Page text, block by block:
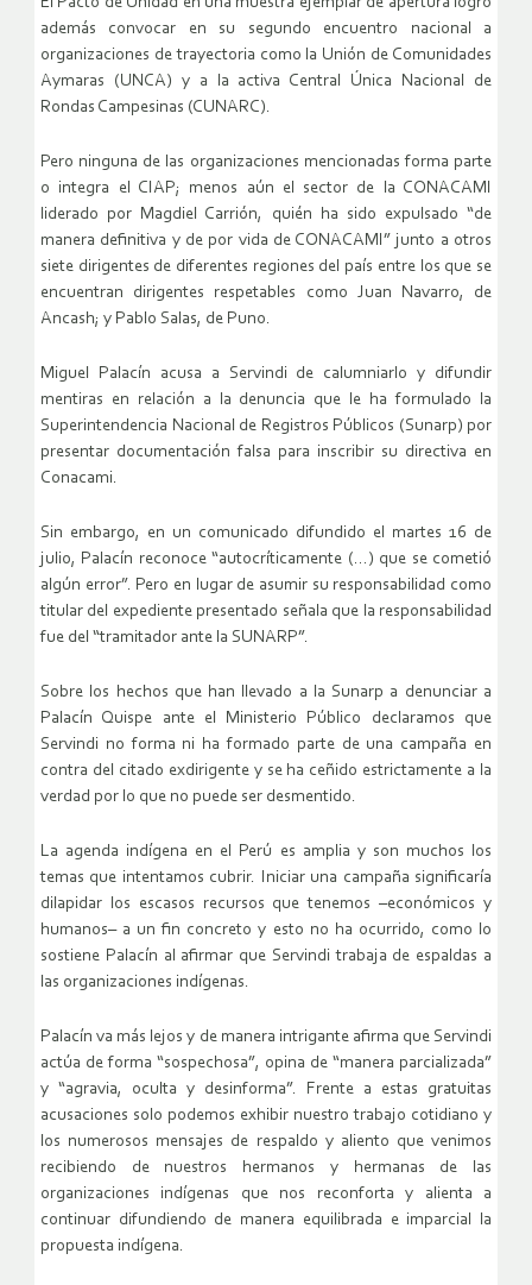
además convocar en su segundo encuentro nacional a
organizaciones de trayectoria como la Unión de Comunidades
Aymaras (UNCA) y a la activa Central Única Nacional de
Rondas Campesinas (CUNARC).
Pero ninguna de las organizaciones mencionadas forma parte
o integra el CIAP; menos aún el sector de la CONACAMI
liderado por Magdiel Carrión, quién ha sido expulsado “de
manera definitiva y de por vida de CONACAMI” junto a otros
siete dirigentes de diferentes regiones del país entre los que se
encuentran dirigentes respetables como Juan Navarro, de
Ancash; y Pablo Salas, de Puno.
Miguel Palacín acusa a Servindi de calumniarlo y difundir
mentiras en relación a la denuncia que le ha formulado la
Superintendencia Nacional de Registros Públicos (Sunarp) por
presentar documentación falsa para inscribir su directiva en
Conacami.
Sin embargo, en un comunicado difundido el martes 16 de
julio, Palacín reconoce “autocríticamente (…) que se cometió
algún error”. Pero en lugar de asumir su responsabilidad como
titular del expediente presentado señala que la responsabilidad
fue del “tramitador ante la SUNARP”.
Sobre los hechos que han llevado a la Sunarp a denunciar a
Palacín Quispe ante el Ministerio Público declaramos que
Servindi no forma ni ha formado parte de una campaña en
contra del citado exdirigente y se ha ceñido estrictamente a la
verdad por lo que no puede ser desmentido.
La agenda indígena en el Perú es amplia y son muchos los
temas que intentamos cubrir. Iniciar una campaña significaría
dilapidar los escasos recursos que tenemos –económicos y
humanos– a un fin concreto y esto no ha ocurrido, como lo
sostiene Palacín al afirmar que Servindi trabaja de espaldas a
las organizaciones indígenas.
Palacín va más lejos y de manera intrigante afirma que Servindi
actúa de forma “sospechosa”, opina de “manera parcializada”
y “agravia, oculta y desinforma”. Frente a estas gratuitas
acusaciones solo podemos exhibir nuestro trabajo cotidiano y
los numerosos mensajes de respaldo y aliento que venimos
recibiendo de nuestros hermanos y hermanas de las
organizaciones indígenas que nos reconforta y alienta a
continuar difundiendo de manera equilibrada e imparcial la
propuesta indígena.